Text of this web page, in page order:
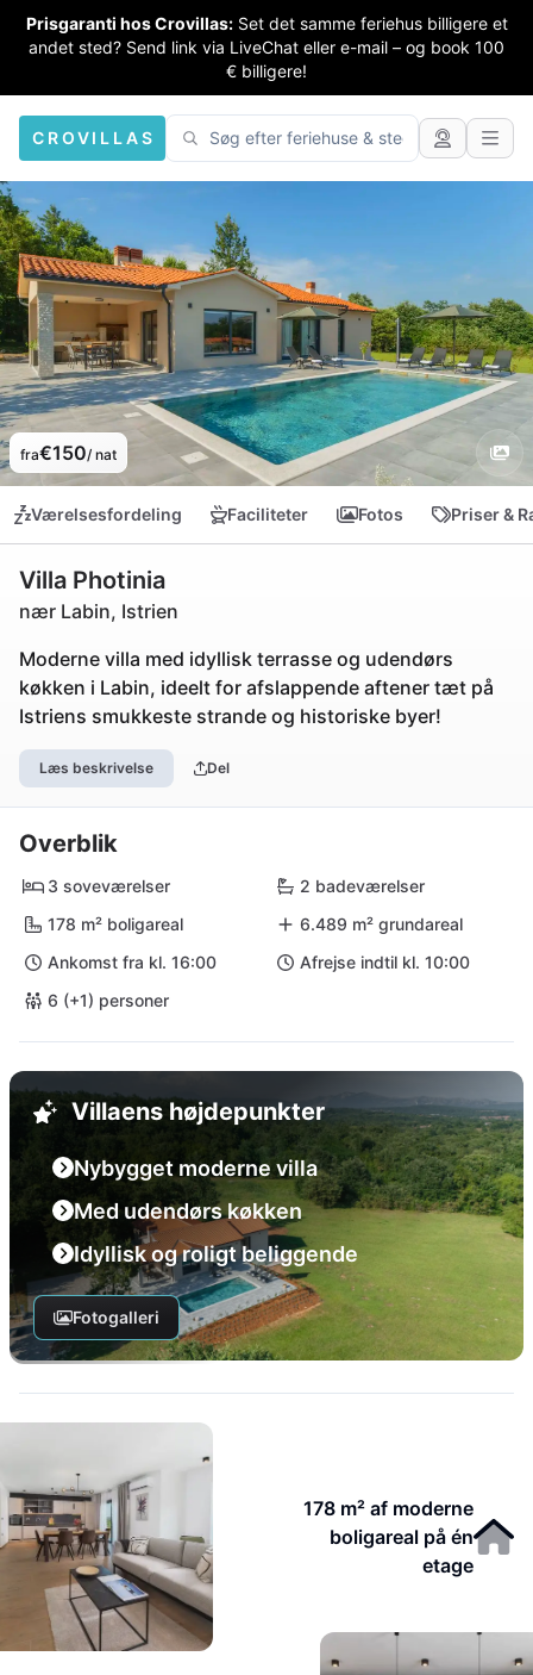
Prisgaranti hos Crovillas: Set det samme feriehus billigere et
andet sted? Send link via LiveChat eller e-mail – og book 100
€ billigere!
CROVILLAS
fra€150/ nat
Værelsesfordeling Faciliteter Fotos Priser &
Villa Photinia
nær Labin, Istrien
Moderne villa med idyllisk terrasse og udendørs
køkken i Labin, ideelt for afslappende aftener tæt på
Istriens smukkeste strande og historiske byer!
Læs beskrivelse Del
Overblik
3 soveværelser
2 badeværelser
178 m² boligareal
6.489 m² grundareal
Ankomst fra kl. 16:00
Afrejse indtil kl. 10:00
6 (+1) personer
Villaens højdepunkter
Nybygget moderne villa
Med udendørs køkken
Idyllisk og roligt beliggende
Fotogalleri
178 m² af moderne
boligareal på én
etage